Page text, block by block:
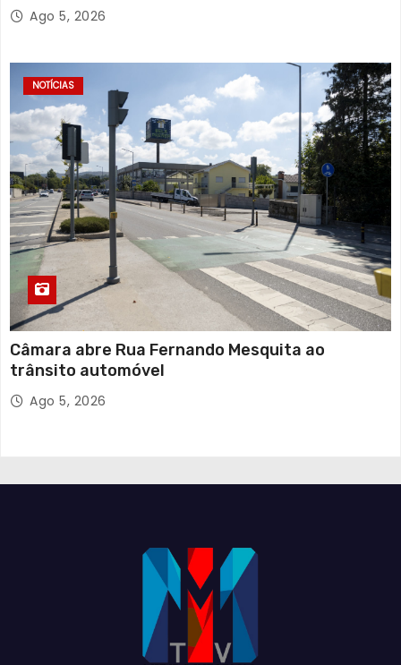
Ago 5, 2026
NOTÍCIAS
Câmara abre Rua Fernando Mesquita ao
trânsito automóvel
Ago 5, 2026